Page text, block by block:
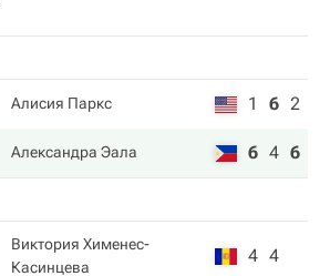
Алисия Паркс 1 6 2
Александра Эала 6 4 6
Виктория Хименес-
Касинцева
4 4